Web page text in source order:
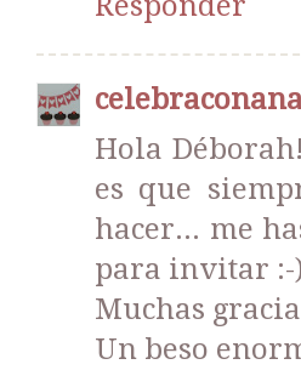
Hola
es que
hacer... me
para invitar :-
Muchas
Un beso